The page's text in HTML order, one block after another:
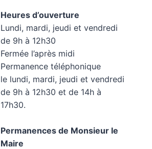
Heures d’ouverture
Lundi, mardi, jeudi et vendredi
de 9h à 12h30
Fermée l’après midi
Permanence téléphonique
le lundi, mardi, jeudi et vendredi
de 9h à 12h30 et de 14h à
17h30.
Permanences de Monsieur le
Maire